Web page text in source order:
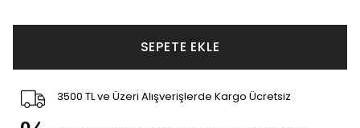
SEPETE EKLE
3500 TL ve Üzeri Alışverişlerde Kargo Ücretsiz